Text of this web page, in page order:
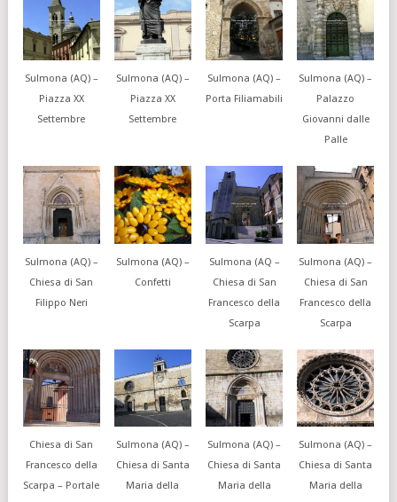
Sulmona (AQ) –
Piazza XX
Settembre
Sulmona (AQ) –
Piazza XX
Settembre
Sulmona (AQ) –
Porta Filiamabili
Sulmona (AQ) –
Palazzo
Giovanni dalle
Palle
Sulmona (AQ) –
Chiesa di San
Filippo Neri
Sulmona (AQ) –
Confetti
Sulmona (AQ –
Chiesa di San
Francesco della
Scarpa
Sulmona (AQ) –
Chiesa di San
Francesco della
Scarpa
Chiesa di San
Francesco della
Scarpa – Portale
Sulmona (AQ) –
Chiesa di Santa
Maria della
Sulmona (AQ) –
Chiesa di Santa
Maria della
Sulmona (AQ) –
Chiesa di Santa
Maria della